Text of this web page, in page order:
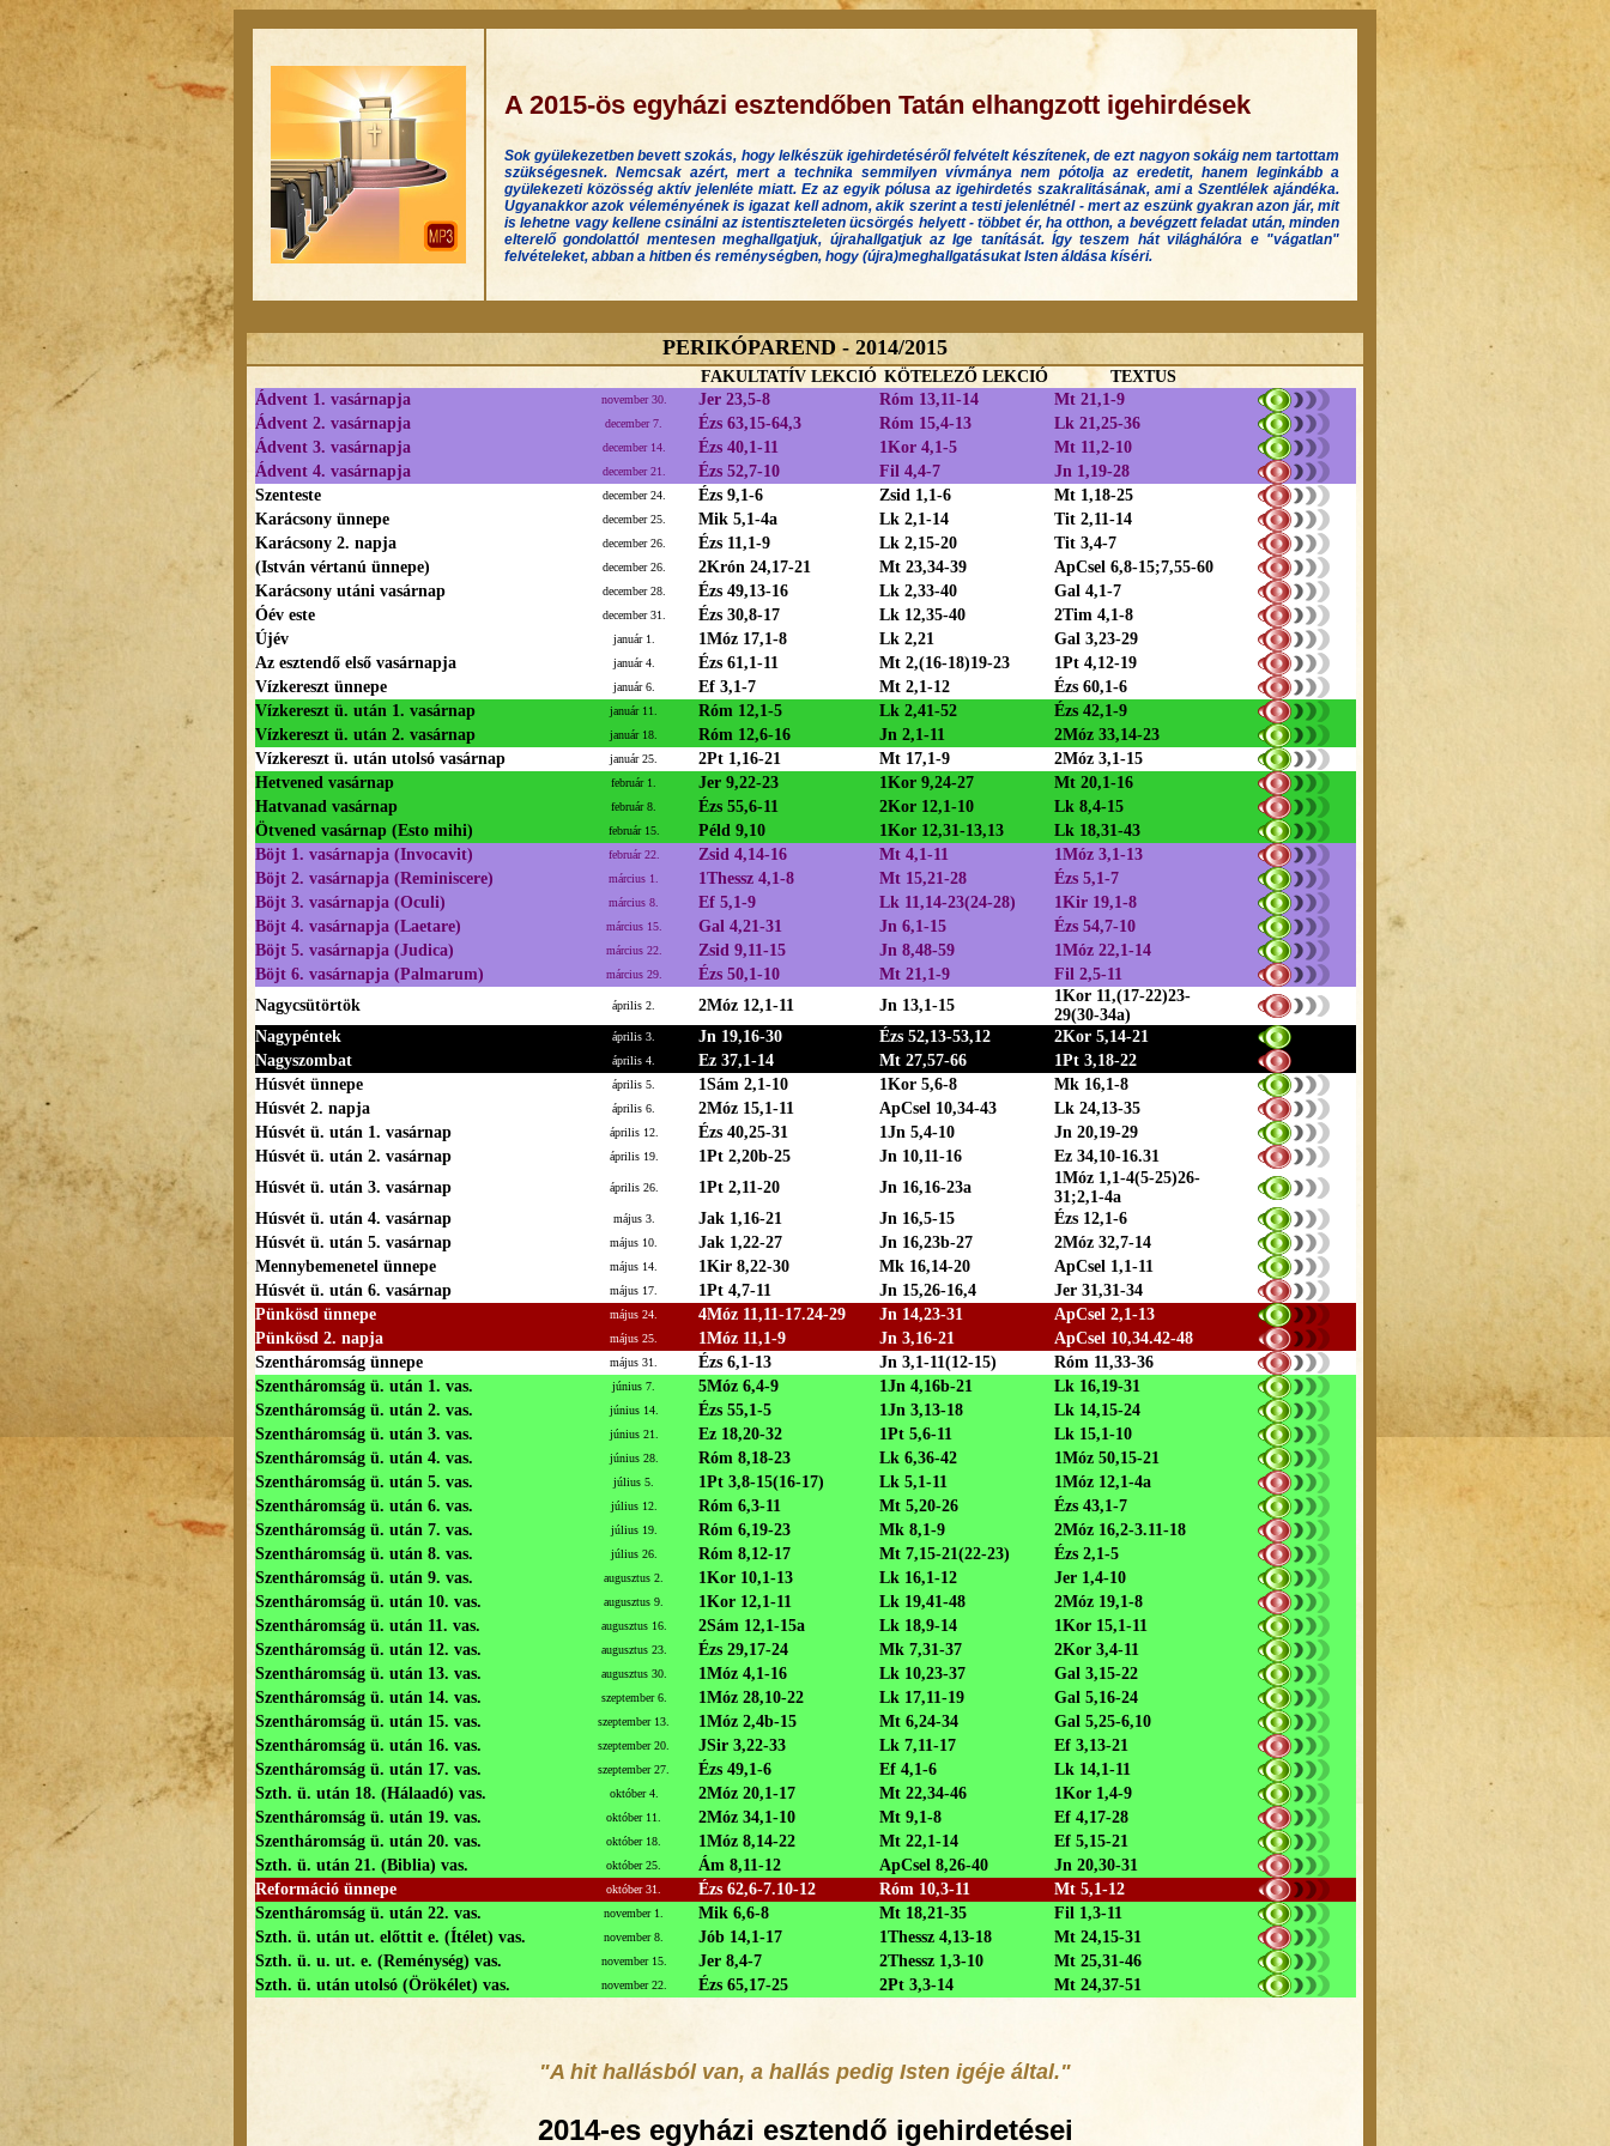
A 2015-ös egyházi esztendőben Tatán elhangzott igehirdések
Sok gyülekezetben bevett szokás, hogy lelkészük igehirdetéséről felvételt készítenek, de ezt nagyon sokáig nem tartottam
szükségesnek. Nemcsak azért, mert a technika semmilyen vívmánya nem pótolja az eredetit, hanem leginkább a
gyülekezeti közösség aktív jelenléte miatt. Ez az egyik pólusa az igehirdetés szakralitásának, ami a Szentlélek ajándéka.
Ugyanakkor azok véleményének is igazat kell adnom, akik szerint a testi jelenlétnél - mert az eszünk gyakran azon jár, mit
is lehetne vagy kellene csinálni az istentiszteleten ücsörgés helyett - többet ér, ha otthon, a bevégzett feladat után, minden
elterelő gondolattól mentesen meghallgatjuk, újrahallgatjuk az Ige tanítását. Így teszem hát világhálóra e "vágatlan"
felvételeket, abban a hitben és reménységben, hogy (újra)meghallgatásukat Isten áldása kíséri.
PERIKÓPAREND - 2014/2015
FAKULTATÍV LEKCIÓ KÖTELEZŐ LEKCIÓ
TEXTUS
Ádvent 1. vasárnapja
november 30. Jer 23,5-8 Róm 13,11-14
Mt 21,1-9
Ádvent 2. vasárnapja
december 7. Ézs 63,15-64,3 Róm 15,4-13
Lk 21,25-36
Ádvent 3. vasárnapja
december 14. Ézs 40,1-11 1Kor 4,1-5
Mt 11,2-10
Ádvent 4. vasárnapja
december 21. Ézs 52,7-10 Fil 4,4-7
Jn 1,19-28
Szenteste
december 24. Ézs 9,1-6 Zsid 1,1-6
Mt 1,18-25
Karácsony ünnepe
december 25. Mik 5,1-4a Lk 2,1-14
Tit 2,11-14
Karácsony 2. napja
december 26. Ézs 11,1-9 Lk 2,15-20
Tit 3,4-7
(István vértanú ünnepe)
december 26. 2Krón 24,17-21 Mt 23,34-39
ApCsel 6,8-15;7,55-60
Karácsony utáni vasárnap
december 28. Ézs 49,13-16 Lk 2,33-40
Gal 4,1-7
Óév este
december 31. Ézs 30,8-17 Lk 12,35-40
2Tim 4,1-8
Újév
január 1. 1Móz 17,1-8 Lk 2,21
Gal 3,23-29
Az esztendő első vasárnapja
január 4. Ézs 61,1-11 Mt 2,(16-18)19-23
1Pt 4,12-19
Vízkereszt ünnepe
január 6. Ef 3,1-7 Mt 2,1-12
Ézs 60,1-6
Vízkereszt ü. után 1. vasárnap
január 11. Róm 12,1-5 Lk 2,41-52
Ézs 42,1-9
Vízkereszt ü. után 2. vasárnap
január 18. Róm 12,6-16 Jn 2,1-11
2Móz 33,14-23
Vízkereszt ü. után utolsó vasárnap
január 25. 2Pt 1,16-21 Mt 17,1-9
2Móz 3,1-15
Hetvened vasárnap
február 1. Jer 9,22-23 1Kor 9,24-27
Mt 20,1-16
Hatvanad vasárnap
február 8. Ézs 55,6-11 2Kor 12,1-10
Lk 8,4-15
Ötvened vasárnap (Esto mihi)
február 15. Péld 9,10 1Kor 12,31-13,13
Lk 18,31-43
Böjt 1. vasárnapja (Invocavit)
február 22. Zsid 4,14-16 Mt 4,1-11
1Móz 3,1-13
Böjt 2. vasárnapja (Reminiscere)
március 1. 1Thessz 4,1-8 Mt 15,21-28
Ézs 5,1-7
Böjt 3. vasárnapja (Oculi)
március 8. Ef 5,1-9 Lk 11,14-23(24-28)
1Kir 19,1-8
Böjt 4. vasárnapja (Laetare)
március 15. Gal 4,21-31 Jn 6,1-15
Ézs 54,7-10
Böjt 5. vasárnapja (Judica)
március 22. Zsid 9,11-15 Jn 8,48-59
1Móz 22,1-14
Böjt 6. vasárnapja (Palmarum)
március 29. Ézs 50,1-10 Mt 21,1-9
Fil 2,5-11
Nagycsütörtök
április 2. 2Móz 12,1-11 Jn 13,1-15
1Kor 11,(17-22)23-
29(30-34a)
Nagypéntek
április 3. Jn 19,16-30 Ézs 52,13-53,12
2Kor 5,14-21
Nagyszombat
április 4. Ez 37,1-14 Mt 27,57-66
1Pt 3,18-22
Húsvét ünnepe
április 5. 1Sám 2,1-10 1Kor 5,6-8
Mk 16,1-8
Húsvét 2. napja
április 6. 2Móz 15,1-11 ApCsel 10,34-43
Lk 24,13-35
Húsvét ü. után 1. vasárnap
április 12. Ézs 40,25-31 1Jn 5,4-10
Jn 20,19-29
Húsvét ü. után 2. vasárnap
április 19. 1Pt 2,20b-25 Jn 10,11-16
Ez 34,10-16.31
Húsvét ü. után 3. vasárnap
április 26. 1Pt 2,11-20 Jn 16,16-23a
1Móz 1,1-4(5-25)26-
31;2,1-4a
Húsvét ü. után 4. vasárnap
május 3. Jak 1,16-21 Jn 16,5-15
Ézs 12,1-6
Húsvét ü. után 5. vasárnap
május 10. Jak 1,22-27 Jn 16,23b-27
2Móz 32,7-14
Mennybemenetel ünnepe
május 14. 1Kir 8,22-30 Mk 16,14-20
ApCsel 1,1-11
Húsvét ü. után 6. vasárnap
május 17. 1Pt 4,7-11 Jn 15,26-16,4
Jer 31,31-34
Pünkösd ünnepe
május 24. 4Móz 11,11-17.24-29 Jn 14,23-31
ApCsel 2,1-13
Pünkösd 2. napja
május 25. 1Móz 11,1-9 Jn 3,16-21
ApCsel 10,34.42-48
Szentháromság ünnepe
május 31. Ézs 6,1-13 Jn 3,1-11(12-15)
Róm 11,33-36
Szentháromság ü. után 1. vas.
június 7. 5Móz 6,4-9 1Jn 4,16b-21
Lk 16,19-31
Szentháromság ü. után 2. vas.
június 14. Ézs 55,1-5 1Jn 3,13-18
Lk 14,15-24
Szentháromság ü. után 3. vas.
június 21. Ez 18,20-32 1Pt 5,6-11
Lk 15,1-10
Szentháromság ü. után 4. vas.
június 28. Róm 8,18-23 Lk 6,36-42
1Móz 50,15-21
Szentháromság ü. után 5. vas.
július 5. 1Pt 3,8-15(16-17) Lk 5,1-11
1Móz 12,1-4a
Szentháromság ü. után 6. vas.
július 12. Róm 6,3-11 Mt 5,20-26
Ézs 43,1-7
Szentháromság ü. után 7. vas.
július 19. Róm 6,19-23 Mk 8,1-9
2Móz 16,2-3.11-18
Szentháromság ü. után 8. vas.
július 26. Róm 8,12-17 Mt 7,15-21(22-23)
Ézs 2,1-5
Szentháromság ü. után 9. vas.
augusztus 2. 1Kor 10,1-13 Lk 16,1-12
Jer 1,4-10
Szentháromság ü. után 10. vas.
augusztus 9. 1Kor 12,1-11 Lk 19,41-48
2Móz 19,1-8
Szentháromság ü. után 11. vas.
augusztus 16. 2Sám 12,1-15a Lk 18,9-14
1Kor 15,1-11
Szentháromság ü. után 12. vas.
augusztus 23. Ézs 29,17-24 Mk 7,31-37
2Kor 3,4-11
Szentháromság ü. után 13. vas.
augusztus 30. 1Móz 4,1-16 Lk 10,23-37
Gal 3,15-22
Szentháromság ü. után 14. vas.
szeptember 6. 1Móz 28,10-22 Lk 17,11-19
Gal 5,16-24
Szentháromság ü. után 15. vas.
szeptember 13. 1Móz 2,4b-15 Mt 6,24-34
Gal 5,25-6,10
Szentháromság ü. után 16. vas.
szeptember 20. JSir 3,22-33 Lk 7,11-17
Ef 3,13-21
Szentháromság ü. után 17. vas.
szeptember 27. Ézs 49,1-6 Ef 4,1-6
Lk 14,1-11
Szth. ü. után 18. (Hálaadó) vas.
október 4. 2Móz 20,1-17 Mt 22,34-46
1Kor 1,4-9
Szentháromság ü. után 19. vas.
október 11. 2Móz 34,1-10 Mt 9,1-8
Ef 4,17-28
Szentháromság ü. után 20. vas.
október 18. 1Móz 8,14-22 Mt 22,1-14
Ef 5,15-21
Szth. ü. után 21. (Biblia) vas.
október 25. Ám 8,11-12 ApCsel 8,26-40
Jn 20,30-31
Reformáció ünnepe
október 31. Ézs 62,6-7.10-12 Róm 10,3-11
Mt 5,1-12
Szentháromság ü. után 22. vas.
november 1. Mik 6,6-8 Mt 18,21-35
Fil 1,3-11
Szth. ü. után ut. előttit e. (Ítélet) vas.
november 8. Jób 14,1-17 1Thessz 4,13-18
Mt 24,15-31
Szth. ü. u. ut. e. (Reménység) vas.
november 15. Jer 8,4-7 2Thessz 1,3-10
Mt 25,31-46
Szth. ü. után utolsó (Örökélet) vas.
november 22. Ézs 65,17-25 2Pt 3,3-14 Mt 24,37-51
"A hit hallásból van, a hallás pedig Isten igéje által."
2014-es egyházi esztendő igehirdetései